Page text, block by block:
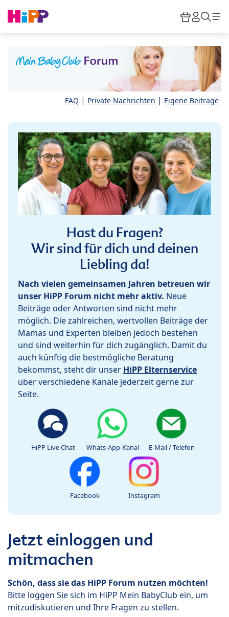
HiPP
FAQ | Private Nachrichten | Eigene Beiträge
Hast du Fragen?
Wir sind für dich und deinen
Liebling da!
Nach vielen gemeinsamen Jahren betreuen wir
unser HiPP Forum nicht mehr aktiv. Neue
Beiträge oder Antworten sind nicht mehr
möglich. Die zahlreichen, wertvollen Beiträge der
Mamas und Experten bleiben jedoch bestehen
und sind weiterhin für dich zugänglich. Damit du
auch künftig die bestmögliche Beratung
bekommst, steht dir unser HiPP Elternservice
über verschiedene Kanäle jederzeit gerne zur
Seite.
HiPP Live Chat Whats-App-Kanal E-Mail / Telefon
Facebook Instagram
Jetzt einloggen und
mitmachen
Schön, dass sie das HiPP Forum nutzen möchten!
Bitte loggen Sie sich im HiPP Mein BabyClub ein, um
mitzudiskutieren und Ihre Fragen zu stellen.